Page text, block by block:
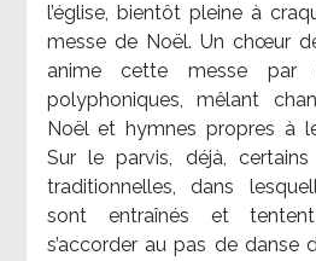
l’église, bientôt pleine à
messe de Noël. Un chœur
anime cette messe par
polyphoniques, mêlant
Noël et hymnes propres à
Sur le parvis, déjà,
traditionnelles, dans
sont entraînés et
s’accorder au pas de danse